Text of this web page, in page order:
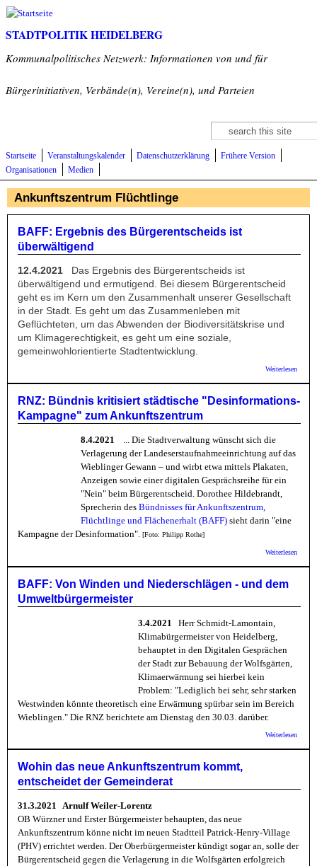
Direkt zum Inhalt
STADTPOLITIK HEIDELBERG
Kommunalpolitisches Netzwerk: Informationen von und für
Bürgerinitiativen, Verbände(n), Vereine(n), und Parteien
Suchformular
Suche
Startseite Veranstaltungskalender Datenschutzerklärung
Frühere Version
Organisationen
Medien
Ankunftszentrum Flüchtlinge
BAFF: Ergebnis des Bürgerentscheids ist
überwältigend
12.4.2021
Das Ergebnis des Bürgerentscheids ist
überwältigend und ermutigend. Bei diesem Bürgerentscheid
geht es im Kern um den Zusammenhalt unserer Gesellschaft
in der Stadt. Es geht um das Zusammenleben mit
Geflüchteten, um das Abwenden der Biodiversitätskrise und
um Klimagerechtigkeit, es geht um eine soziale,
gemeinwohlorientierte Stadtentwicklung.
Weiterlesen
RNZ: Bündnis kritisiert städtische "Desinformations-
Kampagne" zum Ankunftszentrum
8.4.2021
... Die Stadtverwaltung wünscht sich die
Verlagerung der Landeserstaufnahmeeinrichtung auf das
Wieblinger Gewann – und wirbt etwa mittels Plakaten,
Anzeigen sowie einer digitalen Gesprächsreihe für ein
"Nein" beim Bürgerentscheid. Dorothee Hildebrandt,
Sprecherin des Bündnisses für Ankunftszentrum,
Flüchtlinge und Flächenerhalt (BAFF) sieht darin "eine
Kampagne der Desinformation". [Foto: Philipp Rothe]
Weiterlesen
BAFF: Von Winden und Niederschlägen - und dem
Umweltbürgermeister
3.4.2021 Herr Schmidt-Lamontain,
Klimabürgermeister von Heidelberg,
behauptet in den Digitalen Gesprächen
der Stadt zur Bebauung der Wolfsgärten,
Klimaerwärmung sei hierbei kein
Problem: "Lediglich bei sehr, sehr starken
Westwinden könnte theoretisch eine Erwärmung spürbar sein im Bereich
Wieblingen." Die RNZ berichtete am Dienstag den 30.03. darüber.
Weiterlesen
Wohin das neue Ankunftszentrum kommt,
entscheidet der Gemeinderat
31.3.2021 Arnulf Weiler-Lorentz
OB Würzner und Erster Bürgermeister behaupten, das neue
Ankunftszentrum könne nicht im neuen Stadtteil Patrick-Henry-Village
(PHV) errichtet werden. Der Oberbürgermeister kündigt sogar an, solle der
Bürgerentscheid gegen die Verlagerung in die Wolfsgärten erfolgreich